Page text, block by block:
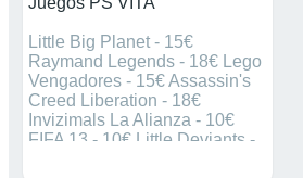
Little Big Planet - 15€
Raymand Legends - 18€ Lego
Vengadores - 15€ Assassin's
Creed Liberation - 18€
Invizimals La Alianza - 10€
FIFA 13 - 10€ Little Deviants -